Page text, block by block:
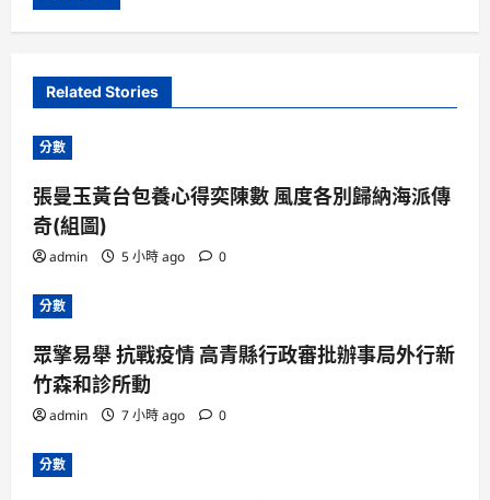
Related Stories
分數
張曼玉黃台包養心得奕陳數 風度各別歸納海派傳
奇(組圖)
admin 5 小時 ago 0
分數
眾擎易舉 抗戰疫情 高青縣行政審批辦事局外行新
竹森和診所動
admin 7 小時 ago 0
分數